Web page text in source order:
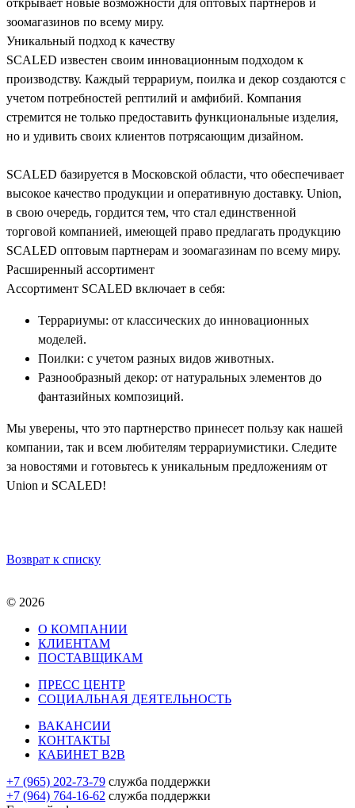
зоомагазинов по всему миру.
Уникальный подход к качеству
SCALED известен своим инновационным подходом к
производству. Каждый террариум, поилка и декор создаются с
учетом потребностей рептилий и амфибий. Компания
стремится не только предоставить функциональные изделия,
но и удивить своих клиентов потрясающим дизайном.
SCALED базируется в Московской области, что обеспечивает
высокое качество продукции и оперативную доставку. Union,
в свою очередь, гордится тем, что стал единственной
торговой компанией, имеющей право предлагать продукцию
SCALED оптовым партнерам и зоомагазинам по всему миру.
Расширенный ассортимент
Ассортимент SCALED включает в себя:
Террариумы: от классических до инновационных
моделей.
Поилки: с учетом разных видов животных.
Разнообразный декор: от натуральных элементов до
фантазийных композиций.
Мы уверены, что это партнерство принесет пользу как нашей
компании, так и всем любителям террариумистики. Следите
за новостями и готовьтесь к уникальным предложениям от
Union и SCALED!
Возврат к списку
© 2026
О КОМПАНИИ
КЛИЕНТАМ
ПОСТАВЩИКАМ
ПРЕСС ЦЕНТР
СОЦИАЛЬНАЯ ДЕЯТЕЛЬНОСТЬ
ВАКАНСИИ
КОНТАКТЫ
КАБИНЕТ B2B
+7 (965) 202-73-79 служба поддержки
+7 (964) 764-16-62 служба поддержки